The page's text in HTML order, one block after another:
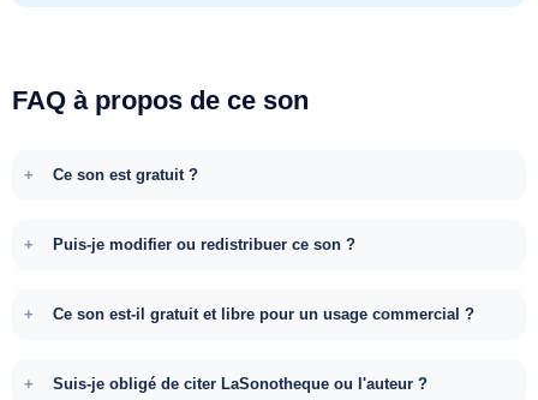
FAQ à propos de ce son
Ce son est gratuit ?
Puis-je modifier ou redistribuer ce son ?
Ce son est-il gratuit et libre pour un usage commercial ?
Suis-je obligé de citer LaSonotheque ou l'auteur ?